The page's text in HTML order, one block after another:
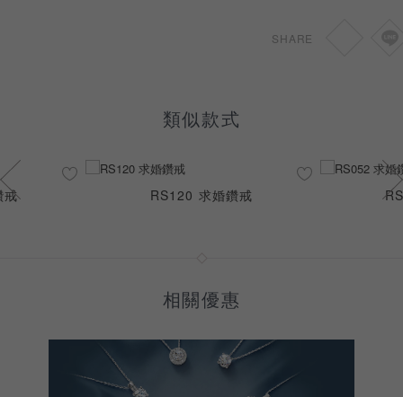
SHARE
類似款式
戒 RS120 求婚鑽戒
相關優惠